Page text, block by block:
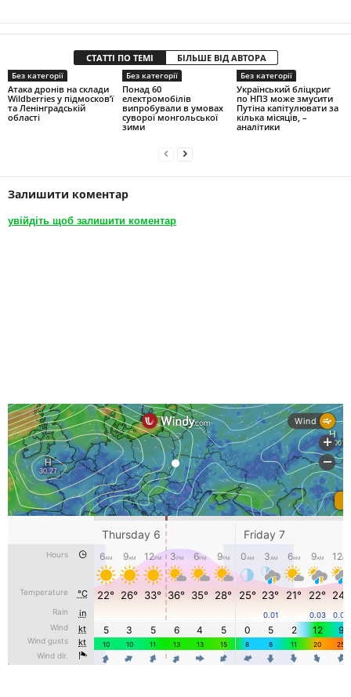
СТАТТІ ПО ТЕМІ БІЛЬШЕ ВІД АВТОРА
Без категорії
Атака дронів на склади
Wildberries у підмосков’ї
та Ленінградській
області
Без категорії
Понад 60
електромобілів
випробували в умовах
суворої монгольської
зими
Без категорії
Український бліцкриг
по НПЗ може змусити
Путіна капітулювати за
кілька місяців, –
аналітики
Залишити коментар
увійдіть щоб залишити коментар